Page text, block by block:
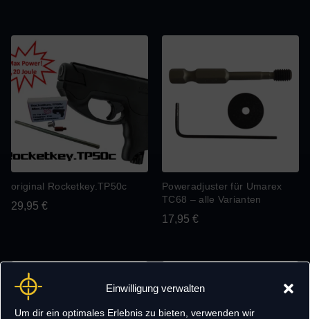
Einwilligung verwalten
Um dir ein optimales Erlebnis zu bieten, verwenden wir
original Rocketkey.TP50c
29,95 €
Poweradjuster für Umarex
TC68 – alle Varianten
17,95 €